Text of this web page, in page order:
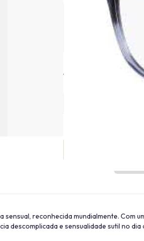
Tamanho
reconhecida mundialmente. Com
descomplicada e sensualidade sutil no